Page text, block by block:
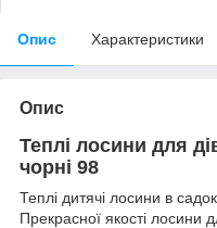
Опис Характеристики
Опис
Теплі лосини для
чорні 98
Теплі дитячі лосини в
Прекрасної якості лосини